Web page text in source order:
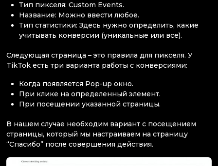
Тип пикселя: Custom Events.
Название: Можно ввести любое.
Тип статистики: Здесь нужно определить, какие
учитывать конверсии (уникальные или все).
Следующая страница – это правила для пикселя. У
TikTok есть три варианта работы с конверсиями:
Когда появляется Pop-up окно.
При клике на определенный элемент.
При посещении указанной страницы.
В нашем случае необходим вариант с посещением
страницы, который мы настраиваем на страницу
“Спасибо” после совершения действия.